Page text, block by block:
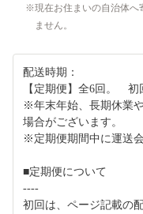
現在お住まいの自治体
ません。
配送時期：
【定期便】全6回。 初
※年末年始、長期休業
場合がございます。
※定期便期間中に運送
■定期便について
----
初回は、ページ記載の